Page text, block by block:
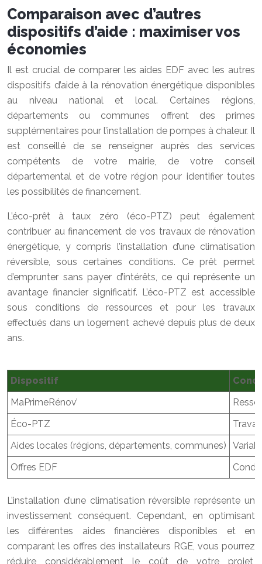
Comparaison avec d’autres
dispositifs d’aide : maximiser vos
économies
Il est crucial de comparer les aides EDF avec les autres
dispositifs d’aide à la rénovation énergétique disponibles
au niveau national et local. Certaines régions,
départements ou communes offrent des primes
supplémentaires pour l’installation de pompes à chaleur. Il
est conseillé de se renseigner auprès des services
compétents de votre mairie, de votre conseil
départemental et de votre région pour identifier toutes
les possibilités de financement.
L’éco-prêt à taux zéro (éco-PTZ) peut également
contribuer au financement de vos travaux de rénovation
énergétique, y compris l’installation d’une climatisation
réversible, sous certaines conditions. Ce prêt permet
d’emprunter sans payer d’intérêts, ce qui représente un
avantage financier significatif. L’éco-PTZ est accessible
sous conditions de ressources et pour les travaux
effectués dans un logement achevé depuis plus de deux
ans.
Dispositif
MaPrimeRénov’
Éco-PTZ
Aides locales (régions, départements, communes)
Offres EDF
L’installation d’une climatisation réversible représente un
investissement conséquent. Cependant, en optimisant
les différentes aides financières disponibles et en
comparant les offres des installateurs RGE, vous pourrez
réduire considérablement le coût de votre projet,